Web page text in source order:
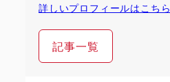
詳しいプロフィールはこちら
記事一覧